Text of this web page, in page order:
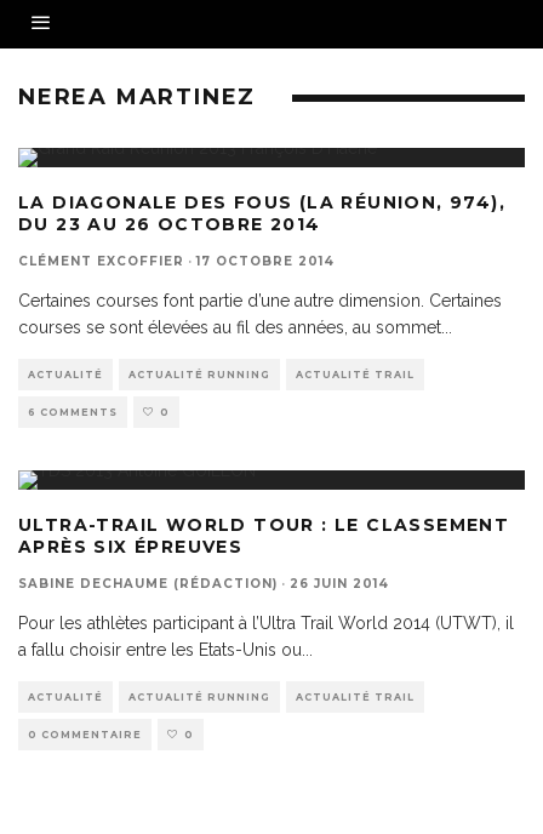
NEREA MARTINEZ
LA DIAGONALE DES FOUS (LA RÉUNION, 974),
DU 23 AU 26 OCTOBRE 2014
CLÉMENT EXCOFFIER · 17 OCTOBRE 2014
Certaines courses font partie d’une autre dimension. Certaines
courses se sont élevées au fil des années, au sommet
ACTUALITÉ ACTUALITÉ RUNNING ACTUALITÉ TRAIL
6 COMMENTS 0
ULTRA-TRAIL WORLD TOUR : LE CLASSEMENT
APRÈS SIX ÉPREUVES
SABINE DECHAUME (RÉDACTION) · 26 JUIN 2014
Pour les athlètes participant à l’Ultra Trail World 2014 (UTWT), il
a fallu choisir entre les Etats-Unis ou
ACTUALITÉ ACTUALITÉ RUNNING ACTUALITÉ TRAIL
0 COMMENTAIRE 0